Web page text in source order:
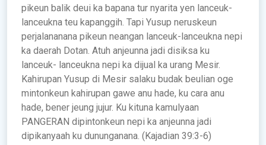
pikeun balik deui ka bapana tur nyarita yen lanceuk-
lanceukna teu kapanggih. Tapi Yusup neruskeun
perjalananana pikeun neangan lanceuk-lanceukna nepi
ka daerah Dotan. Atuh anjeunna jadi disiksa ku
lanceuk- lanceukna nepi ka dijual ka urang Mesir.
Kahirupan Yusup di Mesir salaku budak beulian oge
mintonkeun kahirupan gawe anu hade, ku cara anu
hade, bener jeung jujur. Ku kituna kamulyaan
PANGERAN dipintonkeun nepi ka anjeunna jadi
dipikanyaah ku dununganana. (Kajadian 39:3-6)